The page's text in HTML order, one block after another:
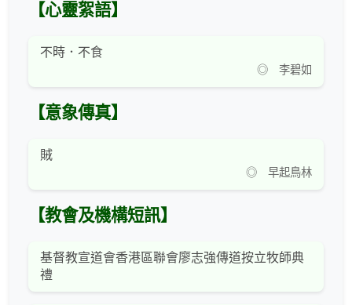
【心靈絮語】
不時．不食
◎ 李碧如
【意象傳真】
賊
◎ 早起鳥林
【教會及機構短訊】
基督教宣道會香港區聯會廖志強傳道按立牧師典
禮